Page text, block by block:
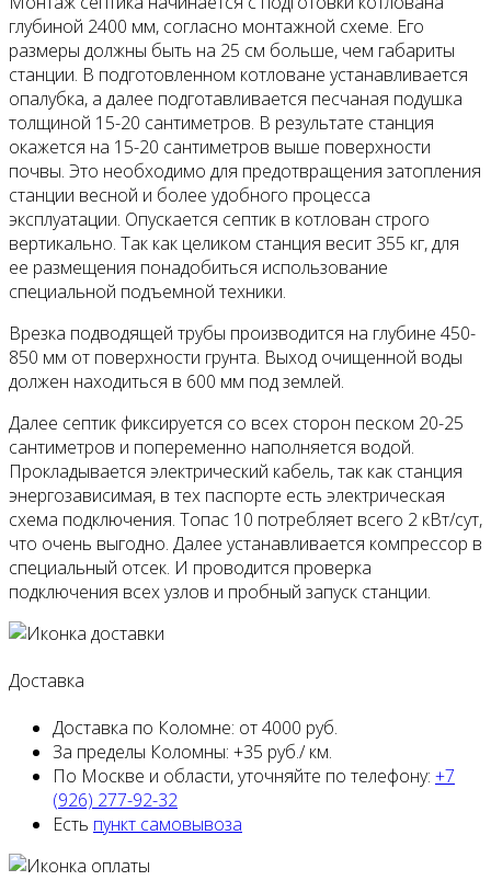
глубиной 2400 мм, согласно монтажной схеме. Его
размеры должны быть на 25 см больше, чем габариты
станции. В подготовленном котловане устанавливается
опалубка, а далее подготавливается песчаная подушка
толщиной 15-20 сантиметров. В результате станция
окажется на 15-20 сантиметров выше поверхности
почвы. Это необходимо для предотвращения затопления
станции весной и более удобного процесса
эксплуатации. Опускается септик в котлован строго
вертикально. Так как целиком станция весит 355 кг, для
ее размещения понадобиться использование
специальной подъемной техники.
Врезка подводящей трубы производится на глубине 450-
850 мм от поверхности грунта. Выход очищенной воды
должен находиться в 600 мм под землей.
Далее септик фиксируется со всех сторон песком 20-25
сантиметров и попеременно наполняется водой.
Прокладывается электрический кабель, так как станция
энергозависимая, в тех паспорте есть электрическая
схема подключения. Топас 10 потребляет всего 2 кВт/сут,
что очень выгодно. Далее устанавливается компрессор в
специальный отсек. И проводится проверка
подключения всех узлов и пробный запуск станции.
Доставка
Доставка по Коломне: от 4000 руб.
За пределы Коломны: +35 руб./ км.
По Москве и области,уточняйте по телефону: +7
(926) 277-92-32
Есть пункт самовывоза